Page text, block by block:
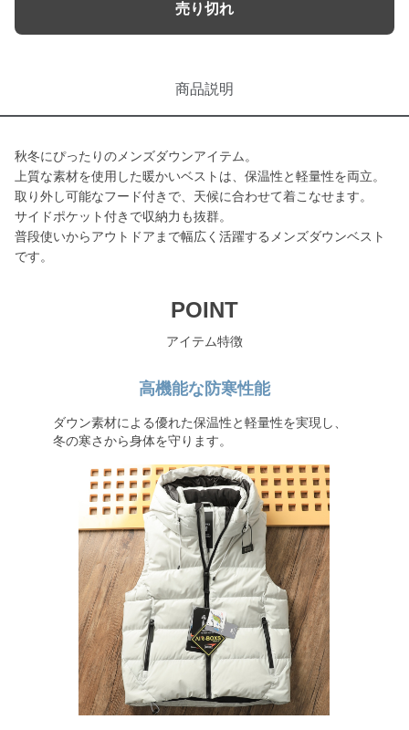
売り切れ
商品説明
秋冬にぴったりのメンズダウンアイテム。
上質な素材を使用した暖かいベストは、保温性と軽量性を両立。
取り外し可能なフード付きで、天候に合わせて着こなせます。
サイドポケット付きで収納力も抜群。
普段使いからアウトドアまで幅広く活躍するメンズダウンベスト
です。
POINT
アイテム特徴
高機能な防寒性能
ダウン素材による優れた保温性と軽量性を実現し、
冬の寒さから身体を守ります。